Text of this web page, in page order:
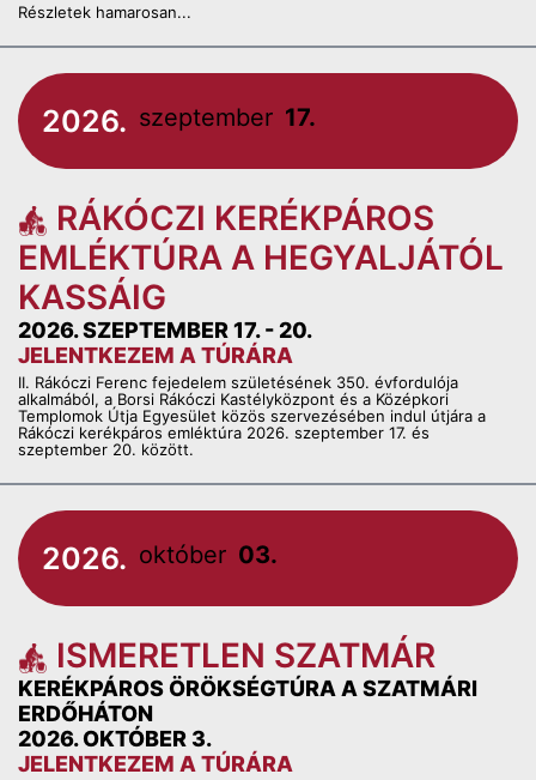
Részletek hamarosan...
2026. szeptember 17.
RÁKÓCZI KERÉKPÁROS
EMLÉKTÚRA A HEGYALJÁTÓL
KASSÁIG
2026. SZEPTEMBER 17. - 20.
JELENTKEZEM A TÚRÁRA
II. Rákóczi Ferenc fejedelem születésének 350. évfordulója
alkalmából, a Borsi Rákóczi Kastélyközpont és a Középkori
Templomok Útja Egyesület közös szervezésében indul útjára a
Rákóczi kerékpáros emléktúra 2026. szeptember 17. és
szeptember 20. között.
2026. október 03.
ISMERETLEN SZATMÁR
KERÉKPÁROS ÖRÖKSÉGTÚRA A SZATMÁRI
ERDŐHÁTON
2026. OKTÓBER 3.
JELENTKEZEM A TÚRÁRA